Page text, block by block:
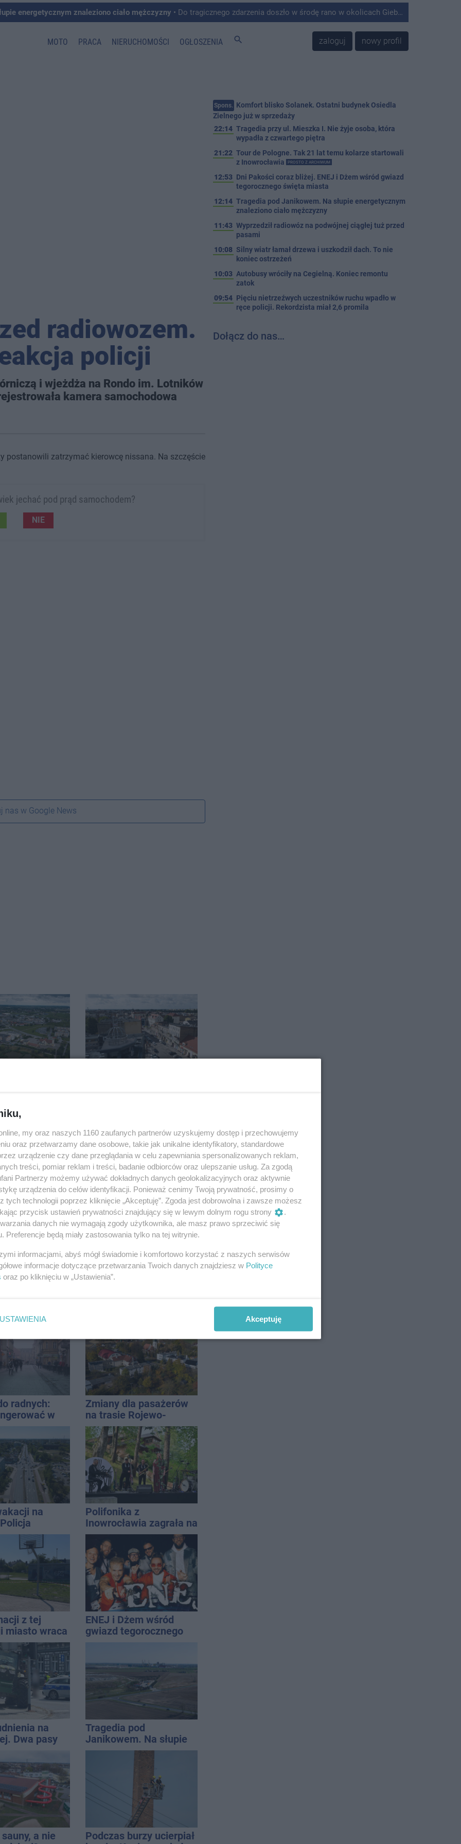
energetycznym znaleziono ciało mężczyzny • Do tragicznego zdarzenia doszło w środę rano w okolicach Giebni koło Janikowa. Wówczas na słupie energetycznym odnaleziono ciało mężczyzny.
MOTO PRACA NIERUCHOMOŚCI OGŁOSZENIA search zaloguj nowy profil
radiowozem.
policji
i wjeżdża na Rondo im. Lotników
kamera samochodowa
postanowili zatrzymać kierowcę nissana. Na szczęście
jechać pod prąd samochodem?
NIE
nas w Google News
burze.
w "gorącej"
Według
nasze
jednym z
narażonych
Kolizja na Rąbinie.
Policja szuka kierowcy
Golfa
wypadła z
piętra
radnych:
w
Zmiany dla pasażerów
na trasie Rojewo-
Inowrocław
na
lipiec
Polifonika z
Inowrocławia zagrała na
Harendzie. Muzyczny
hołd dla Jana
Kasprowicza
z tej
miasto wraca
ENEJ i Dżem wśród
gwiazd tegorocznego
na
Dwa pasy
Tragedia pod
Janikowem. Na słupie
energetycznym
a nie
Podczas burzy ucierpiał
Spons. Komfort blisko Solanek. Ostatni budynek Osiedla
Zielnego już w sprzedaży
22:14 Tragedia przy ul. Mieszka I. Nie żyje osoba, która
wypadła z czwartego piętra
21:22 Tour de Pologne. Tak 21 lat temu kolarze startowali
z Inowrocławia
PROSTO Z ARCHIWUM
12:53 Dni Pakości coraz bliżej. ENEJ i Dżem wśród gwiazd
tegorocznego święta miasta
12:14 Tragedia pod Janikowem. Na słupie energetycznym
znaleziono ciało mężczyzny
11:43 Wyprzedził radiowóz na podwójnej ciągłej tuż przed
pasami
10:08 Silny wiatr łamał drzewa i uszkodził dach. To nie
koniec ostrzeżeń
10:03 Autobusy wróciły na Cegielną. Koniec remontu
zatok
09:54 Pięciu nietrzeźwych uczestników ruchu wpadło w
ręce policji. Rekordzista miał 2,6 promila
Dołącz do nas…
my oraz naszych 1160 zaufanych partnerów uzyskujemy dostęp i przechowujemy
oraz przetwarzamy dane osobowe, takie jak unikalne identyfikatory, standardowe
urządzenie czy dane przeglądania w celu zapewniania spersonalizowanych reklam,
treści, pomiar reklam i treści, badanie odbiorców oraz ulepszanie usług. Za zgodą
Partnerzy możemy używać dokładnych danych geolokalizacyjnych oraz aktywnie
urządzenia do celów identyfikacji. Ponieważ cenimy Twoją prywatność, prosimy o
tych technologii poprzez kliknięcie „Akceptuję”. Zgoda jest dobrowolna i zawsze możesz
przycisk ustawień prywatności znajdujący się w lewym dolnym rogu strony
.
danych nie wymagają zgody użytkownika, ale masz prawo sprzeciwić się
Preferencje będą miały zastosowania tylko na tej witrynie.
informacjami, abyś mógł świadomie i komfortowo korzystać z naszych serwisów
informacje dotyczące przetwarzania Twoich danych znajdziesz w Polityce
oraz po kliknięciu w „Ustawienia”.
USTAWIENIA Akceptuję